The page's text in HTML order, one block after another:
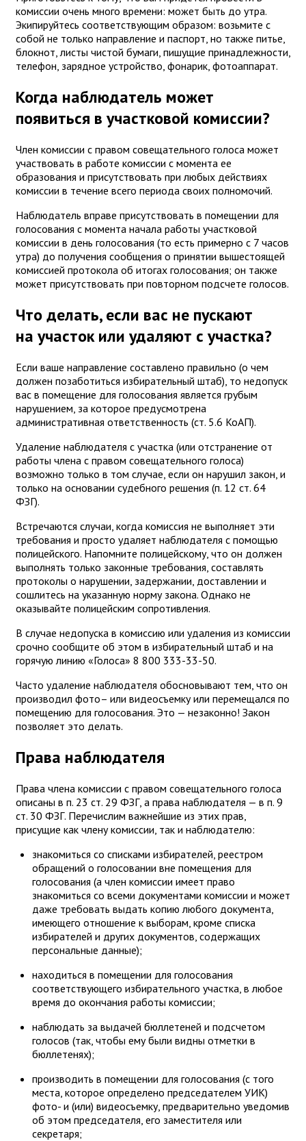
комиссии очень много времени: может быть до утра.
Экипируйтесь соответствующим образом: возьмите с
собой не только направление и паспорт, но также питье,
блокнот, листы чистой бумаги, пишущие принадлежности,
телефон, зарядное устройство, фонарик, фотоаппарат.
Когда наблюдатель может
появиться в участковой комиссии?
Член комиссии с правом совещательного голоса может
участвовать в работе комиссии с момента ее
образования и присутствовать при любых действиях
комиссии в течение всего периода своих полномочий.
Наблюдатель вправе присутствовать в помещении для
голосования с момента начала работы участковой
комиссии в день голосования (то есть примерно с 7 часов
утра) до получения сообщения о принятии вышестоящей
комиссией протокола об итогах голосования; он также
может присутствовать при повторном подсчете голосов.
Что делать, если вас не пускают
на участок или удаляют с участка?
Если ваше направление составлено правильно (о чем
должен позаботиться избирательный штаб), то недопуск
вас в помещение для голосования является грубым
нарушением, за которое предусмотрена
административная ответственность (ст. 5.6 КоАП).
Удаление наблюдателя с участка (или отстранение от
работы члена с правом совещательного голоса)
возможно только в том случае, если он нарушил закон, и
только на основании судебного решения (п. 12 ст. 64
ФЗГ).
Встречаются случаи, когда комиссия не выполняет эти
требования и просто удаляет наблюдателя с помощью
полицейского. Напомните полицейскому, что он должен
выполнять только законные требования, составлять
протоколы о нарушении, задержании, доставлении и
сошлитесь на указанную норму закона. Однако не
оказывайте полицейским сопротивления.
В случае недопуска в комиссию или удаления из комиссии
срочно сообщите об этом в избирательный штаб и на
горячую линию «Голоса» 8 800 333-33-50.
Часто удаление наблюдателя обосновывают тем, что он
производил фото– или видеосъемку или перемещался по
помещению для голосования. Это — незаконно! Закон
позволяет это делать.
Права наблюдателя
Права члена комиссии с правом совещательного голоса
описаны в п. 23 ст. 29 ФЗГ, а права наблюдателя — в п. 9
ст. 30 ФЗГ. Перечислим важнейшие из этих прав,
присущие как члену комиссии, так и наблюдателю:
знакомиться со списками избирателей, реестром
обращений о голосовании вне помещения для
голосования (а член комиссии имеет право
знакомиться со всеми документами комиссии и может
даже требовать выдать копию любого документа,
имеющего отношение к выборам, кроме списка
избирателей и других документов, содержащих
персональные данные);
находиться в помещении для голосования
соответствующего избирательного участка, в любое
время до окончания работы комиссии;
наблюдать за выдачей бюллетеней и подсчетом
голосов (так, чтобы ему были видны отметки в
бюллетенях);
производить в помещении для голосования (с того
места, которое определено председателем УИК)
фото- и (или) видеосъемку, предварительно уведомив
об этом председателя, его заместителя или
секретаря;